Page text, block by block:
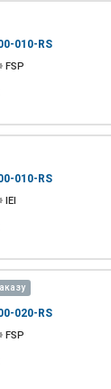
010-RS
FSP
010-RS
IEI
020-RS
FSP